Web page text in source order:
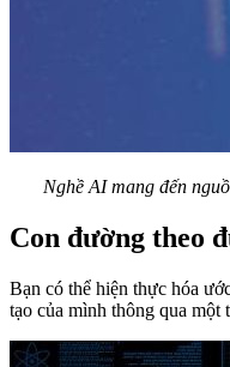
Nghề AI mang đến
Con đường theo
Bạn có thể hiện thực hóa
tạo của mình thông qua một